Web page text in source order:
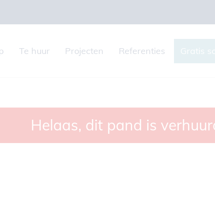
Te huur Projecten Referenties Gratis
Helaas, dit pand is